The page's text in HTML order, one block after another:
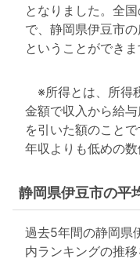
となりました。全
で、静岡県伊豆市
ということができま
※所得とは、所得
金額で収入から給
を引いた額のこと
年収よりも低めの数
静岡県伊豆市の平
過去5年間の静岡県
内ランキングの推